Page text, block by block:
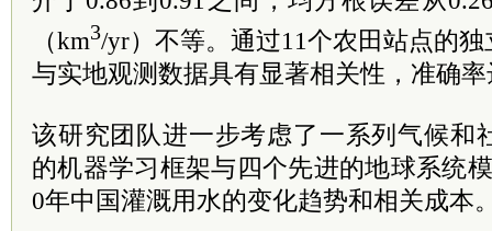
（km3/yr）不等。通过11个农田站点的
与实地观测数据具有显著相关性，准确
该研究团队进一步考虑了一系列气候和
的机器学习框架与四个先进的地球系统
0年中国灌溉用水的变化趋势和相关成本